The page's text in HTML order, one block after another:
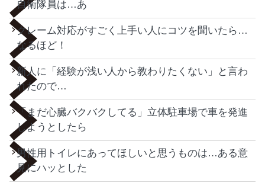
自衛隊員は…あ
クレーム対応がすごく上手い人にコツを聞いたら…
なるほど！
新人に「経験が浅い人から教わりたくない」と言わ
れたので…
「まだ心臓バクバクしてる」立体駐車場で車を発進
しようとしたら
男性用トイレにあってほしいと思うものは…ある意
見にハッとした